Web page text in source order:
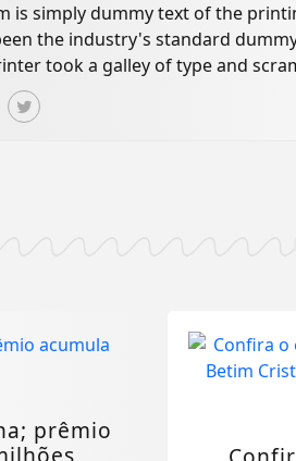
is simply dummy text of the
the industry's standard
took a galley of type and
prêmio